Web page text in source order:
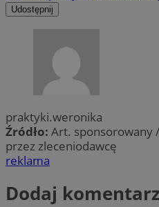
Udostępnij
praktyki.weronika
Źródło: Art. sponsorowany
przez zleceniodawcę
reklama
Dodaj komentarz